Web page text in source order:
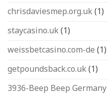
chrisdaviesmep.org.uk(1)
staycasino.uk(1)
weissbetcasino.com-de (1)
getpoundsback.co.uk(1)
3936-Beep Beep Germany